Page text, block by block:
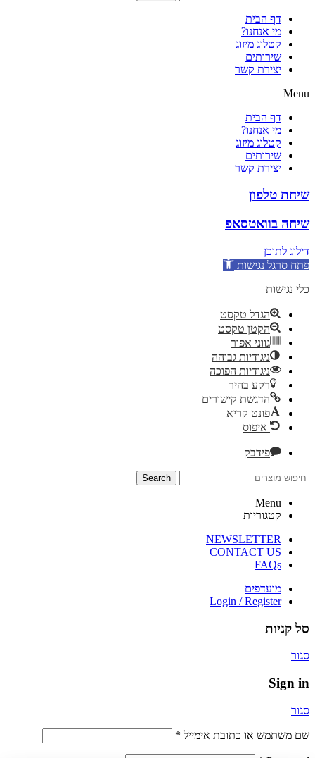
דף הבית
מי אנחנו?
קטלוג מיזוג
שירותים
יצירת קשר
Menu
דף הבית
מי אנחנו?
קטלוג מיזוג
שירותים
יצירת קשר
שיחת טלפון
שיחה בוואטסאפ
דילוג לתוכן
פתח סרגל נגישות
כלי נגישות
הגדל טקסט
הקטן טקסט
גווני אפור
ניגודיות גבוהה
ניגודיות הפוכה
רקע בהיר
הדגשת קישורים
פונט קריא
איפוס
פידבק
Search
Menu
קטגוריות
NEWSLETTER
CONTACT US
FAQs
מועדפים
Login / Register
סל קניות
סגור
Sign in
סגור
שם משתמש או כתובת אימייל *